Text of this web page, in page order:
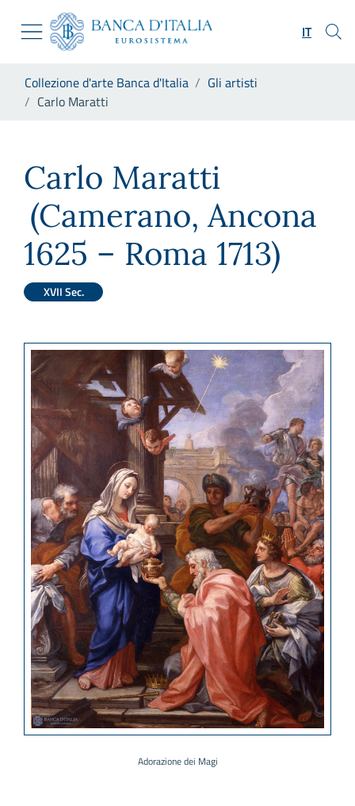
Skip to Main Content
Vai al sito istituzionale
Vai al menu di navigazione
Vai alla ricerca
Vai al footer
IT
Collezione d'arte Banca d'Italia
Gli artisti
Carlo Maratti
Carlo Maratti
(Camerano, Ancona
1625 – Roma 1713)
XVII Sec.
Adorazione dei Magi